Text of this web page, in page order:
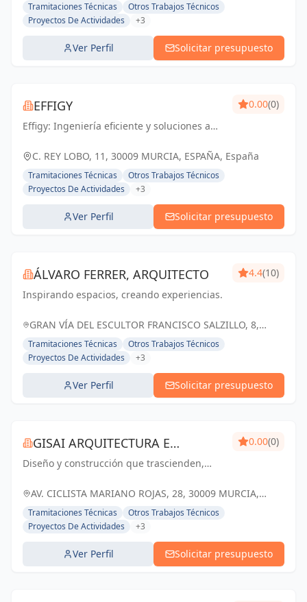
Tramitaciones Técnicas
Otros Trabajos Técnicos
Proyectos De Actividades
+3
Ver Perfil Solicitar presupuesto
EFFIGY
Effigy: Ingeniería eficiente y soluciones a
Murcia.
0.00(0)
C. REY LOBO, 11, 30009 MURCIA, ESPAÑA, España
Tramitaciones Técnicas
Otros Trabajos Técnicos
Proyectos De Actividades
+3
Ver Perfil Solicitar presupuesto
ÁLVARO FERRER, ARQUITECTO
Inspirando espacios, creando experiencias.
4.4(10)
GRAN VÍA DEL ESCULTOR FRANCISCO SALZILLO, 8,
MURCIA, ESPAÑA, España
Tramitaciones Técnicas
Otros Trabajos Técnicos
Proyectos De Actividades
+3
Ver Perfil Solicitar presupuesto
GISAI ARQUITECTURA E
INGENIERIA
Diseño y construcción que trascienden,
0.00(0)
AV. CICLISTA MARIANO ROJAS, 28, 30009 MURCIA,
ESPAÑA, España
Tramitaciones Técnicas
Otros Trabajos Técnicos
Proyectos De Actividades
+3
Ver Perfil Solicitar presupuesto